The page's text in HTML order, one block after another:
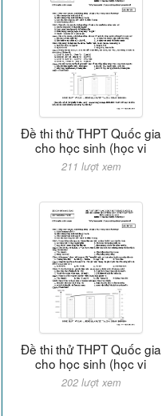
Đề thi thử THPT Quốc gia
cho học sinh (học vi
211 lượt xem
Đề thi thử THPT Quốc gia
cho học sinh (học vi
202 lượt xem